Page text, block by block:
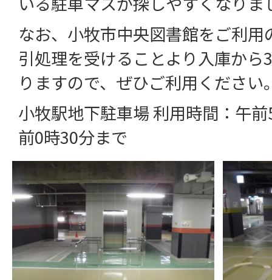
なお、小牧市中央図書館をご利
引処理を受けることより入庫から
りますので、ぜひご利用ください
小牧駅地下駐車場 利用時間：午
前0時30分まで